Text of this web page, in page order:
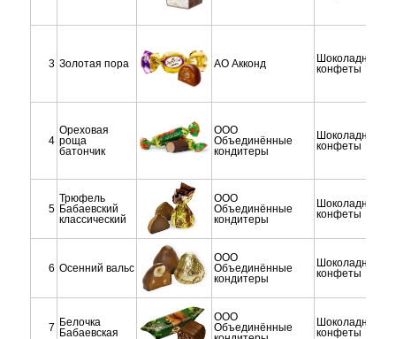
3 Золотая пора АО Акконд
Шоколадные
конфеты
4
Ореховая
роща
батончик
ООО
Объединённые
кондитеры
Шоколадные
конфеты
5
Трюфель
Бабаевский
классический
ООО
Объединённые
кондитеры
Шоколадные
конфеты
6 Осенний вальс
ООО
Объединённые
кондитеры
Шоколадные
конфеты
7 Белочка
Бабаевская
ООО
Объединённые
Шоколадные
конфеты